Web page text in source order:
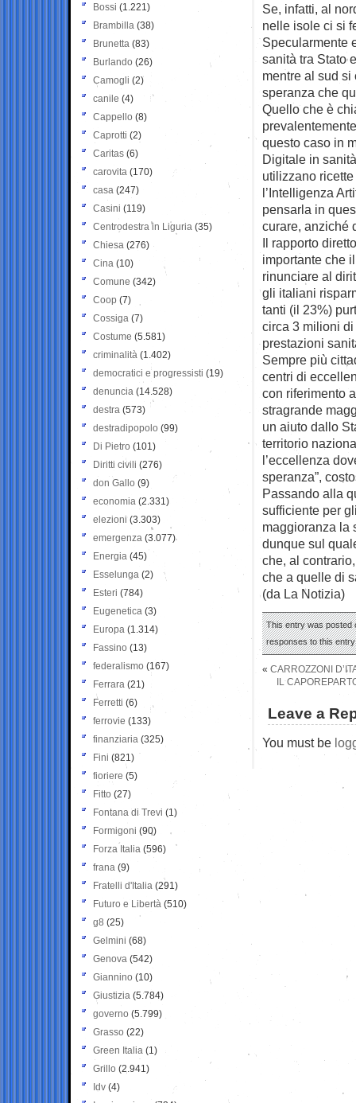
Se, infatti, al
nelle isole ci si
Specularmente
sanità tra Stato
mentre al sud
speranza che
Quello che è
questo caso in
Digitale in
utilizzano
l’Intelligenza
pensarla in
curare, anziché
Il rapporto
importante che
rinunciare al
gli italiani
tanti (il 23%)
circa 3 milioni
prestazioni
Sempre più
centri di
con riferimento
stragrande
un aiuto dallo
territorio
l’eccellenza
speranza”,
Passando alla
sufficiente per
maggioranza la
dunque sul
che, al
che a quelle di
(da La Notizia)
This entry was posted
responses to this
« CARROZZONI
IL
Leave a
You must be
Bossi (1.221)
Brambilla (38)
Brunetta (83)
Burlando (26)
Camogli (2)
canile (4)
Cappello (8)
Caprotti (2)
Caritas (6)
carovita (170)
casa (247)
Casini (119)
Centrodestra in Liguria (35)
Chiesa (276)
Cina (10)
Comune (342)
Coop (7)
Cossiga (7)
Costume (5.581)
criminalità (1.402)
democratici e progressisti (19)
denuncia (14.528)
destra (573)
destradipopolo (99)
Di Pietro (101)
Diritti civili (276)
don Gallo (9)
economia (2.331)
elezioni (3.303)
emergenza (3.077)
Energia (45)
Esselunga (2)
Esteri (784)
Eugenetica (3)
Europa (1.314)
Fassino (13)
federalismo (167)
Ferrara (21)
Ferretti (6)
ferrovie (133)
finanziaria (325)
Fini (821)
fioriere (5)
Fitto (27)
Fontana di Trevi (1)
Formigoni (90)
Forza Italia (596)
frana (9)
Fratelli d'Italia (291)
Futuro e Libertà (510)
g8 (25)
Gelmini (68)
Genova (542)
Giannino (10)
Giustizia (5.784)
governo (5.799)
Grasso (22)
Green Italia (1)
Grillo (2.941)
Idv (4)